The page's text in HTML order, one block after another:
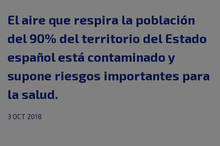
El aire que respira la población
del 90% del territorio del Estado
español está contaminado y
supone riesgos importantes para
la salud.
3 OCT 2018